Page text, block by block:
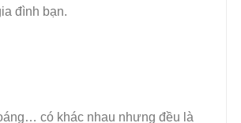
đình bạn.
có khác nhau nhưng đều là